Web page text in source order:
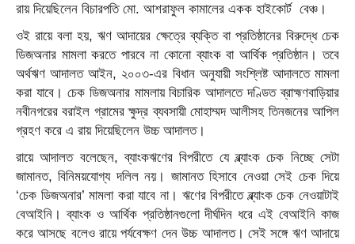
রায় দিয়েছিলেন বিচারপতি মো. আশরাফুল কামালের একক হাইকোর্ট বেঞ্চ।
ওই রায়ে বলা হয়, ঋণ আদায়ের ক্ষেত্রে ব্যক্তি বা প্রতিষ্ঠানের বিরুদ্ধে চেক
ডিজঅনার মামলা করতে পারবে না কোনো ব্যাংক বা আর্থিক প্রতিষ্ঠান। তবে
অর্থঋণ আদালত আইন, ২০০৩-এর বিধান অনুযায়ী সংশ্লিষ্ট আদালতে মামলা
করা যাবে। চেক ডিজঅনার মামলায় বিচারিক আদালতে দণ্ডিত ব্রাহ্মণবাড়িয়ার
নবীনগরের বরাইল গ্রামের ক্ষুদ্র ব্যবসায়ী মোহাম্মদ আলীসহ তিনজনের আপিল
গ্রহণ করে এ রায় দিয়েছিলেন উচ্চ আদালত।
রায়ে আদালত বলেছেন, ব্যাংকঋণের বিপরীতে যে ব্ল্যাংক চেক নিচ্ছে সেটা
জামানত, বিনিময়যোগ্য দলিল নয়। জামানত হিসাবে নেওয়া সেই চেক দিয়ে
‘চেক ডিজঅনার’ মামলা করা যাবে না। ঋণের বিপরীতে ব্ল্যাংক চেক নেওয়াটাই
বেআইনি। ব্যাংক ও আর্থিক প্রতিষ্ঠানগুলো দীর্ঘদিন ধরে এই বেআইনি কাজ
করে আসছে বলেও রায়ে পর্যবেক্ষণ দেন উচ্চ আদালত। সেই সঙ্গে ঋণ আদায়ে